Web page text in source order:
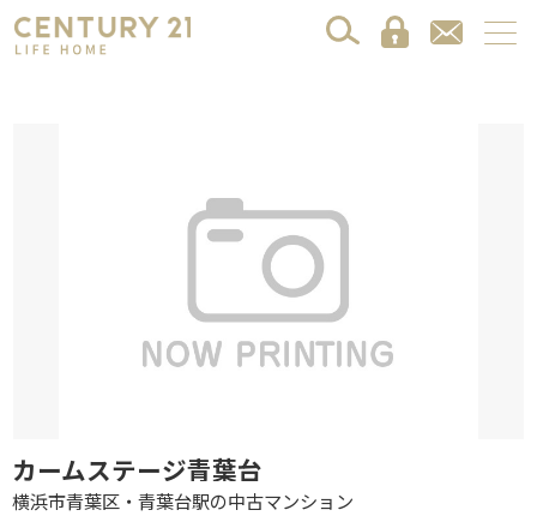
カームステージ青葉台
横浜市青葉区・青葉台駅の中古マンション